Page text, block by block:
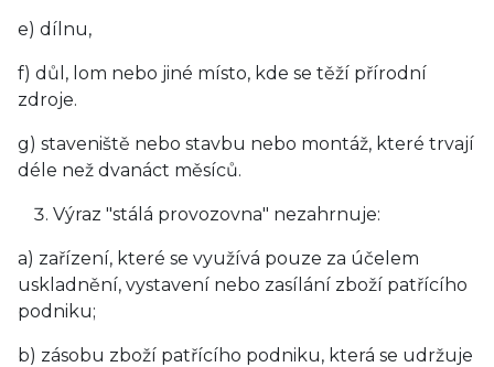
e) dílnu,
f) důl, lom nebo jiné místo, kde se těží přírodní
zdroje.
g) staveniště nebo stavbu nebo montáž, které trvají
déle než dvanáct měsíců.
Výraz "stálá provozovna" nezahrnuje:
a) zařízení, které se využívá pouze za účelem
uskladnění, vystavení nebo zasílání zboží patřícího
podniku;
b) zásobu zboží patřícího podniku, která se udržuje